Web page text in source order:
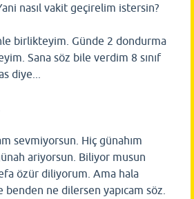
nasıl vakit geçirelim istersin?
birlikteyim. Günde 2 dondurma
Sana söz bile verdim 8 sınıf
diye...
sevmiyorsun. Hiç günahım
ariyorsun. Biliyor musun
özür diliyorum. Ama hala
benden ne dilersen yapıcam söz.